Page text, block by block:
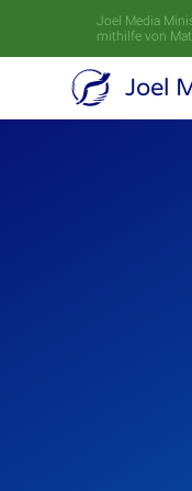
Joel Media
mithilfe von
Joel